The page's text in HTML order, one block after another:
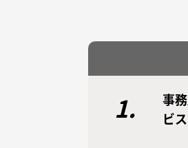
1.
事
ビ